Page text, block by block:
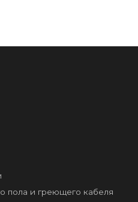
пола и греющего кабеля